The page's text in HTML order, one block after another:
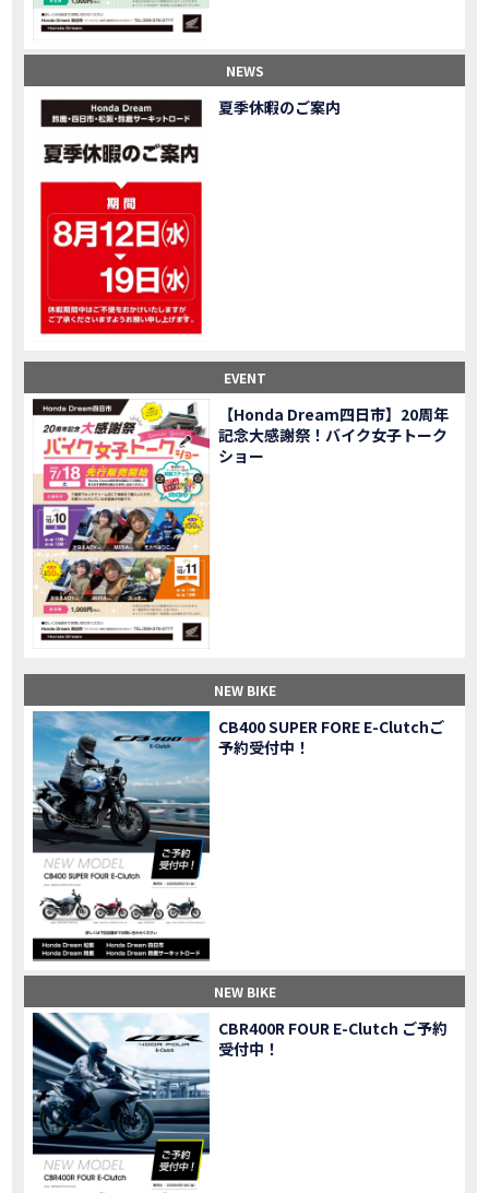
MOVIE 【バイク用ドラレコ】センサーで感知！駐車場でバイクの周りを…
おめでたい人生初バイク納車！スタッフがまさかの対応…
【激カワ女子登場】バイク女子はツーリング中も〇〇が大好き♡
MOVIE 正統派NC750X！大型二輪教習から10年目の素直な感想|Honda NC750X DCT【バイク女子ツーリング】
MOVIE 女が乗るバイクじゃない？低身長女が検証します
MOVIE 【福井1泊ツーリング】バイク女子、仲悪いって本当？
MOVIE 大型ツアラー！Gold Wing Tour 50th ANNIVWRSARYは女性ライダーでもツーリングを楽しめるのか検証してみた｜Honda ゴールドウイング
MOVIE 【Monkey125】初めてモンキー！意外な◯◯へ行って来た【三重ホンダヒート】
NEW BIKE 大型ツアラー「Gold Wing Tour」と特別仕様の 「Gold Wing Tour 50th ANNIVERSARY」を 受注期間限定で発売
【三重県】女性ライダーツーリングを満喫しました｜CB1000HORNET CB750HORNET CB650R E-Clutch
MOVIE 【女子ツーの実態】恥ずかしいけど、暴露しました。
MOVIE オイル交換に行ったつもりが…まさかの大出費！？
「CRF250L」「CRF250L＜s＞」のカラーリング設定と 仕様を一部変更し発売
NEW BIKE 軽二輪スーパースポーツモデル「CBR250RR」の カラーバリエーションを変更し発売
MOVIE 【Honda Dream鈴鹿】20周年記念・大感謝祭イベント 大人気バイク女子が大集合・・Honda Dreamさんの人気を探ってきましたスペシャル！！メチャクチャ楽しかったです❤
NEW BIKE PROJECT BIG1 Final Edition CB 1300在庫車あります！
MOVIE 【バイク女子】急遽、愛車とお別れ…ついにあのバイクに乗れた
MOVIE 【バイク女子】オイル交換だけのつもりが、まさかのアレを交換することに！？
EVENT 【Honda Dream 鈴鹿２０周年記念大感謝祭】 多くの方のご来店ありがとうございました！
MOVIE 【CB650R E-Clutch】X-ADVでDCTに5年乗った私が素直にレビュー｜Honda X-ADV
MOVIE 【カブでアクセル全開】女性ライダーで耐久レース参戦！レースだけじゃないサーキットの楽しみ方|Honda supercub
MOVIE 【新型X-ADV】最初のカスタムはこれ！ガラスコーティングもしちゃいました|Honda X-ADV
三重県下 Honda Dream4店舗にて新春キャンペーンを開催
MOVIE 【速報】2025年モデルHonda X-ADV契約しました！新型のどこが凄いかチェックしてきた！
MOVIE 【女子ツーリング】秋の女子ツーリングin鳥羽・伊勢 【Honda Dream 松阪】
NEW BIKE スーパーカブFinal Edition/HELLP KITTY在庫車あります！
MOVIE 【CBR1000RR-R】スーパースポーツバイクで三重県の新スポットを巡る女子ツーリング|Honda CBR1000RRR Rebel1100 500 250
CAMPAIGN 三重県下 Honda Dreamにてレンタルバイクキャンペーン実施中💫
MOVIE 【アフリカツイン】憧れの大型バイクで1泊2日マスツーリング｜三重県〜静岡県｜Honda CL500 AfricaTwin
MOVIE 【女子ツーリング】穴場スポット満載！三重の美味しいもの・パワースポット！【Honda Dream 松阪】
MOVIE 【CBR600RR】憧れのSSバイクで女子ツーリング|三重県 松阪スタート！Honda Rebel250•500
MOVIE 【中級レベル】スクーター乗りの女性ライダーがライティングスクールに潜入【HMS】Honda 400X
MOVIE 【鈴鹿サーキット】ホンダモーターサイクリストスクールを体験してきました【バイク女子】
CAMPAIGN 【買取強化中】乗らないバイクはHonda Dreamへ！
MOVIE 【祝】Honda CL500納車「かなえさんバイク売れました！」連絡があり行ってきました
MOVIE 【シンガーソングライター茉ひるさんご来店】ホンダドリーム四日市
MOVIE 【ホンダドリーム鈴鹿サーキットロード】オープン当日イベントレポ！
MOVIE 【鈴鹿サーキットに近い！】ホンダドリーム鈴鹿サーキットロードOPEN！ #茉ひる
MOVIE CL500売却！X-ADVオーナーの素直な理由。〇〇で納得の買取してもらいました|Honda X-ADV
MOVIE 【梅本まどかさんコラボ】CIVIC TYPE R♪スタッフオススメの鈴鹿ドライブへ！【後編】
NEWS
夏季休暇のご案内
EVENT
【Honda Dream四日市】20周年
記念大感謝祭！バイク女子トーク
ショー
NEW BIKE
CB400 SUPER FORE E-Clutchご
予約受付中！
NEW BIKE
CBR400R FOUR E-Clutch ご予約
受付中！